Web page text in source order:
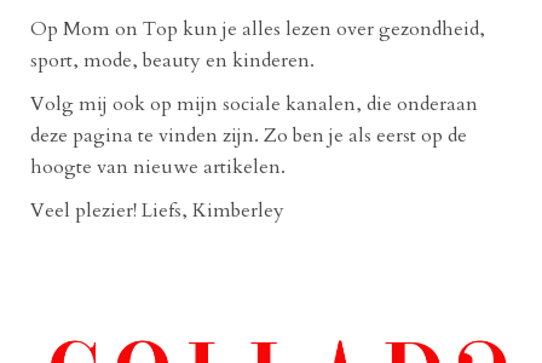
Op Mom on Top kun je alles lezen over gezondheid,
sport, mode, beauty en kinderen.
Volg mij ook op mijn sociale kanalen, die onderaan
deze pagina te vinden zijn. Zo ben je als eerst op de
hoogte van nieuwe artikelen.
Veel plezier! Liefs, Kimberley